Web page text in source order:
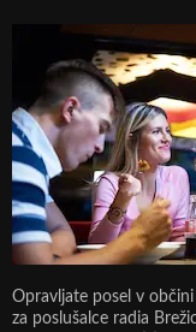
Opravljate posel v
za poslušalce radia